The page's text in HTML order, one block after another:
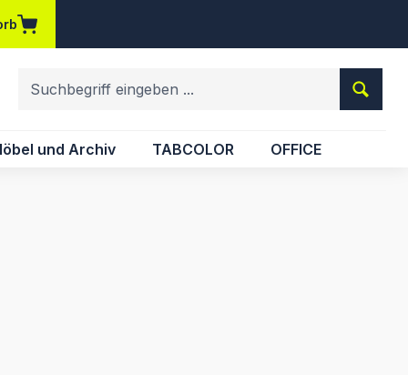
Merkzettel
und Archiv TABCOLOR OFFICE